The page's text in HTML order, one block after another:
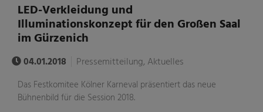
LED-Verkleidung und
Illuminationskonzept für den Großen Saal
im Gürzenich
04.01.2018 Pressemitteilung, Aktuelles
Das Festkomitee Kölner Karneval präsentiert das neue
Bühnenbild für die Session 2018.